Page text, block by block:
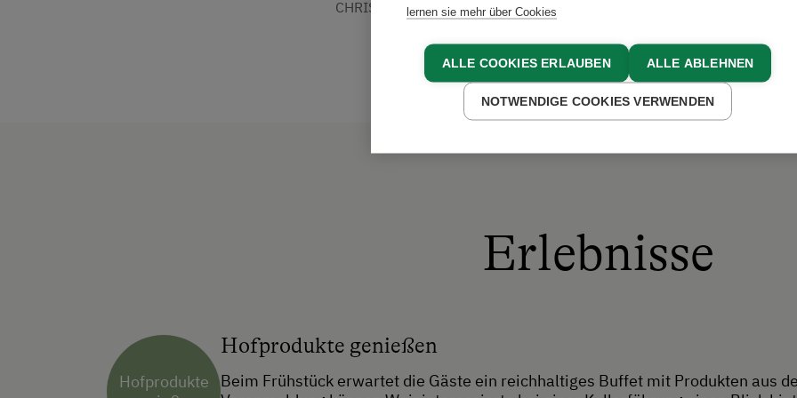
CHRISTA STADLER
Erlebnisse
Hofprodukte
Hofprodukte genießen
Beim Frühstück erwartet die Gäste ein reichhaltiges Buffet mit Produkten aus
lernen sie mehr über Cookies
ALLE COOKIES ERLAUBEN ALLE ABLEHNEN
NOTWENDIGE COOKIES VERWENDEN